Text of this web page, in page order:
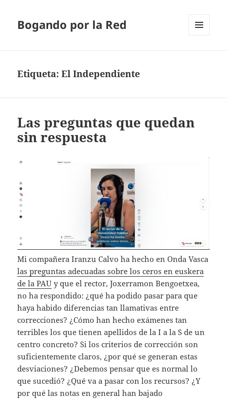
Bogando por la Red
Etiqueta:El Independiente
Las preguntas que quedan
sin respuesta
Mi compañera Iranzu Calvo ha hecho en Onda Vasca
las preguntas adecuadas sobre los ceros en euskera
de la PAU y que el rector, Joxerramon Bengoetxea,
no ha respondido: ¿qué ha podido pasar para que
haya habido diferencias tan llamativas entre
correcciones? ¿Cómo han hecho exámenes tan
terribles los que tienen apellidos de la I a la S de un
centro concreto? Si los criterios de corrección son
suficientemente claros, ¿por qué se generan estas
desviaciones? ¿Debemos pensar que es normal lo
que sucedió? ¿Qué va a pasar con los recursos? ¿Y
por qué las notas en general han bajado